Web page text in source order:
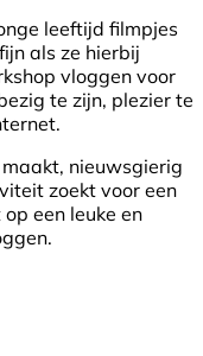
leeftijd filmpjes
als ze hierbij
vloggen voor
te zijn, plezier te
nieuwsgierig
zoekt voor een
een leuke en